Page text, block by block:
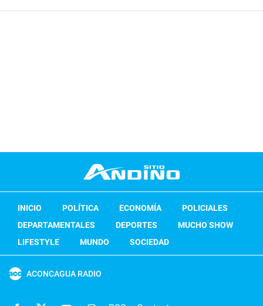
INICIO POLÍTICA ECONOMÍA
POLICIALES
DEPARTAMENTALES
DEPORTES
MUCHO SHOW
LIFESTYLE
MUNDO SOCIEDAD
ACONCAGUA RADIO